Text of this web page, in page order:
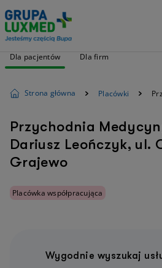
Dla pacjentów Dla firm
Strona główna Placówki
Przychodnia
Dariusz Leończyk, ul.
Grajewo
Placówka współpracująca
Wygodnie wyszukaj